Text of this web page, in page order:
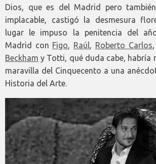
Dios, que es del Madrid pero
implacable, castigó la desmesura
lugar le impuso la penitencia del
Madrid con Figo, Raúl, Roberto Carlos
Beckham y Totti, qué duda cabe, habría
maravilla del Cinquecento a una
Historia del Arte.